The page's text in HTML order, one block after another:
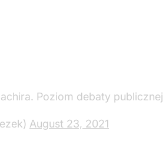
Poziom debaty
August 23, 2021